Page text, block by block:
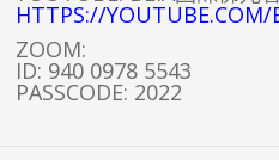
HTTPS://YOUTUBE.COM/
ZOOM:
ID: 940 0978 5543
PASSCODE: 2022